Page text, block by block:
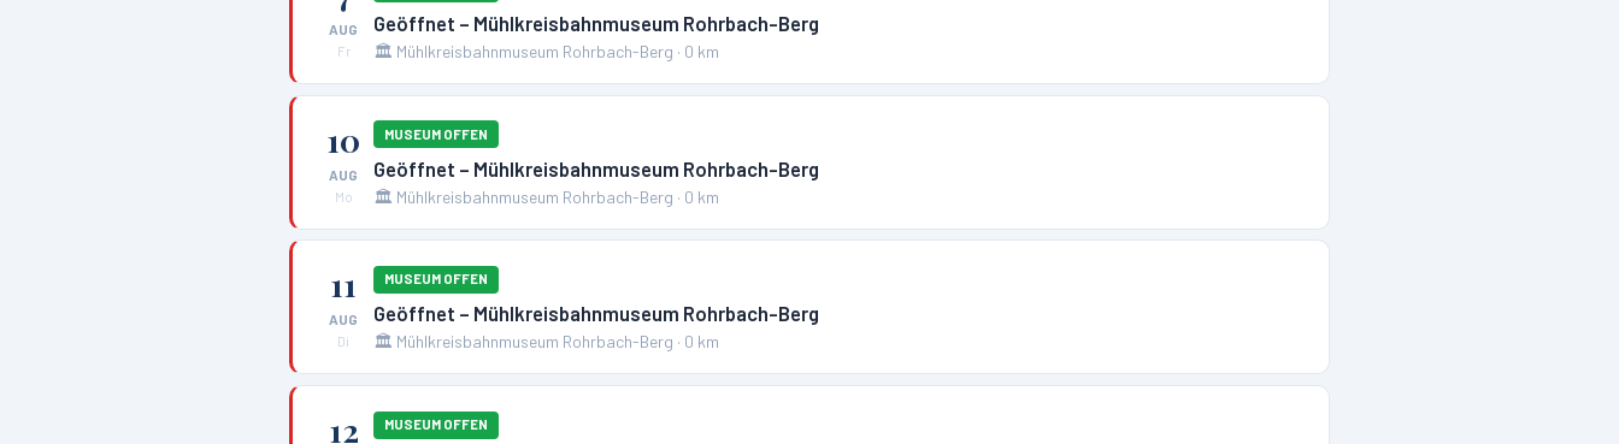
AUG
Fr
Geöffnet – Mühlkreisbahnmuseum Rohrbach-Berg
🏛️ Mühlkreisbahnmuseum Rohrbach-Berg · 0 km
10
AUG
Mo
MUSEUM OFFEN
Geöffnet – Mühlkreisbahnmuseum Rohrbach-Berg
🏛️ Mühlkreisbahnmuseum Rohrbach-Berg · 0 km
11
AUG
Di
MUSEUM OFFEN
Geöffnet – Mühlkreisbahnmuseum Rohrbach-Berg
🏛️ Mühlkreisbahnmuseum Rohrbach-Berg · 0 km
12 MUSEUM OFFEN